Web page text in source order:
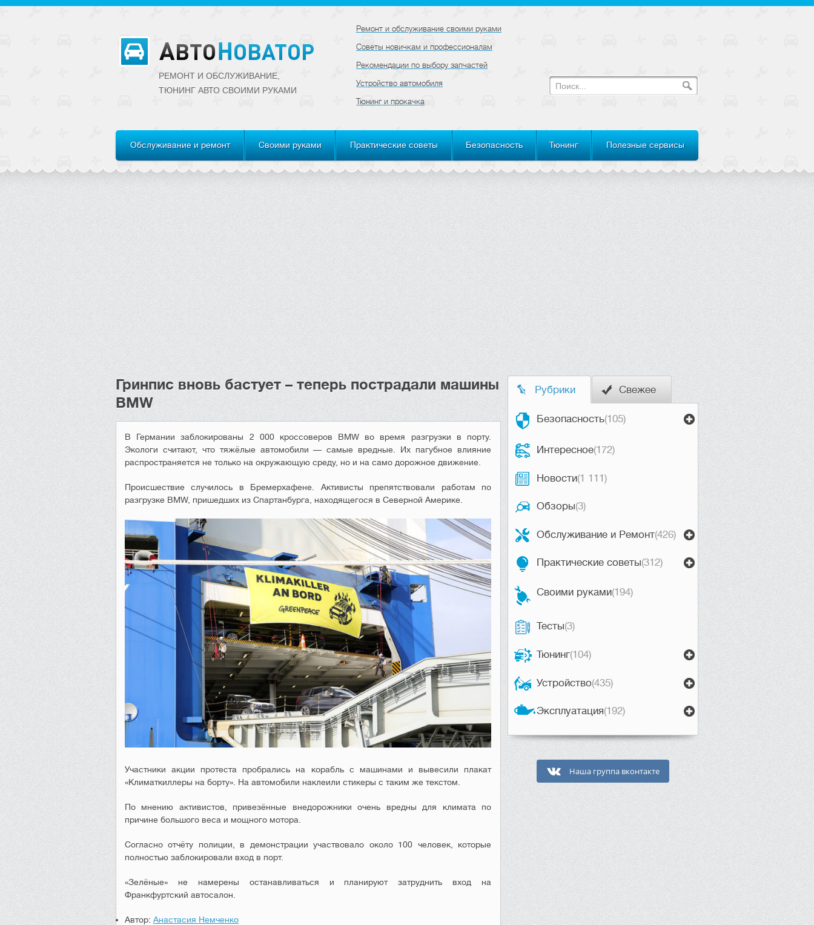
РЕМОНТ И ОБСЛУЖИВАНИЕ,
ТЮНИНГ АВТО CВОИМИ РУКАМИ
Ремонт и обслуживание своими руками
Советы новичкам и профессионалам
Рекомендации по выбору запчастей
Устройство автомобиля
Тюнинг и прокачка
Обслуживание и ремонт Своими руками Практические советы Безопасность Тюнинг Полезные сервисы
Гринпис вновь бастует – теперь пострадали машины
BMW
В Германии заблокированы 2 000 кроссоверов BMW во время разгрузки в порту.
Экологи считают, что тяжёлые автомобили — самые вредные. Их пагубное влияние
распространяется не только на окружающую среду, но и на само дорожное движение.
Происшествие случилось в Бремерхафене. Активисты препятствовали работам по
разгрузке BMW, пришедших из Спартанбурга, находящегося в Северной Америке.
Участники акции протеста пробрались на корабль с машинами и вывесили плакат
«Климаткиллеры на борту». На автомобили наклеили стикеры с таким же текстом.
По мнению активистов, привезённые внедорожники очень вредны для климата по
причине большого веса и мощного мотора.
Согласно отчёту полиции, в демонстрации участвовало около 100 человек, которые
полностью заблокировали вход в порт.
«Зелёные» не намерены останавливаться и планируют затруднить вход на
Франкфуртский автосалон.
Автор: Анастасия Немченко
Рубрики Свежее
Безопасность(105)
Интересное(172)
Новости(1 111)
Обзоры(3)
Обслуживание и Ремонт(426)
Практические советы(312)
Своими руками(194)
Тесты(3)
Тюнинг(104)
Устройство(435)
Эксплуатация(192)
Наша группа вконтакте